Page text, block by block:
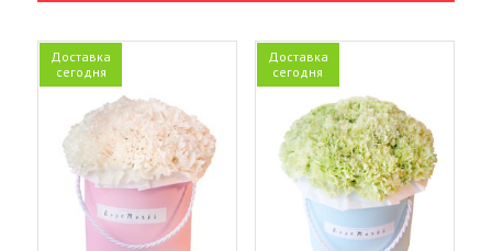
Доставка
сегодня
Доставка
сегодня